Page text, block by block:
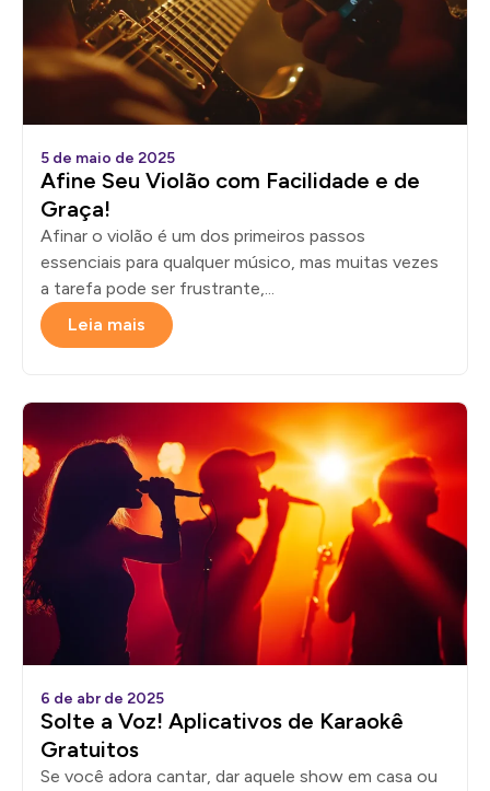
5 de maio de 2025
Afine Seu Violão com Facilidade e de
Graça!
Afinar o violão é um dos primeiros passos
essenciais para qualquer músico, mas muitas vezes
a tarefa pode ser frustrante,...
Leia mais
6 de abr de 2025
Solte a Voz! Aplicativos de Karaokê
Gratuitos
Se você adora cantar, dar aquele show em casa ou